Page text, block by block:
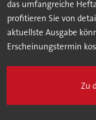
das umfangreiche
profitieren Sie von
aktuellste Ausgabe
Erscheinungstermin
Zu